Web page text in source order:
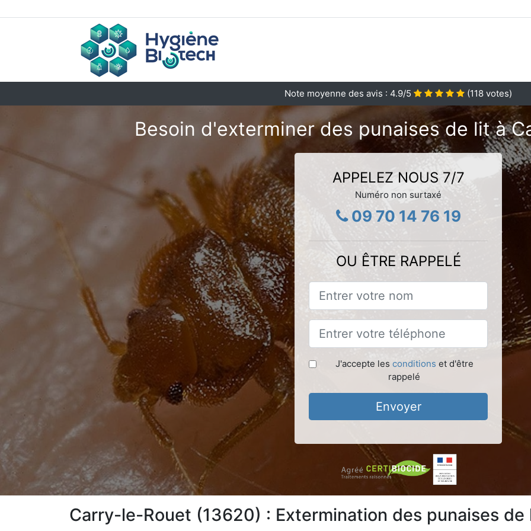
Note moyenne des avis : 4.9/5 (118 votes)
Besoin d'exterminer des punaises de lit à
APPELEZ NOUS 7/7
Numéro non surtaxé
09 70 14 76 19
OU ÊTRE RAPPELÉ
J'accepte les conditions et d'être
rappelé
Envoyer
Carry-le-Rouet (13620) : Extermination des punaises de